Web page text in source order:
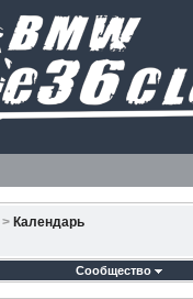
> Календарь
Сообщество